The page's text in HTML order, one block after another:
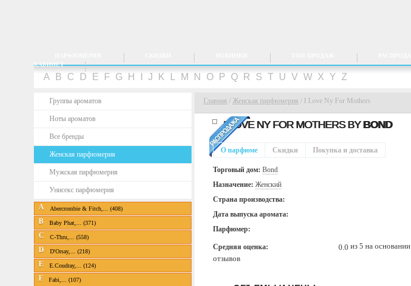
КАБИНЕТ
A B C D E F G H J K M N O P Q R S T U V W X Y Z
Группы ароматов
Ноты ароматов
Все бренды
Женская парфюмерия
Мужская парфюмерия
Унисекс парфюмерия
A Abercrombie & Fitch,... (408)
B Baby Phat,... (371)
C C-Thru,... (558)
D D'Orsay,... (218)
E E.Coudray,... (124)
F Fabi,... (107)
Главная / Женская парфюмерия / I Love Ny For Mothers
I LOVE NY FOR MOTHERS BYBOND
О парфюме
Торговый дом: Bond
Назначение: Женский
Страна производства:
Дата выпуска аромата:
Парфюмер:
Средняя оценка: 0.0 из 5 на основании
отзывов
Скидки Покупка и доставка